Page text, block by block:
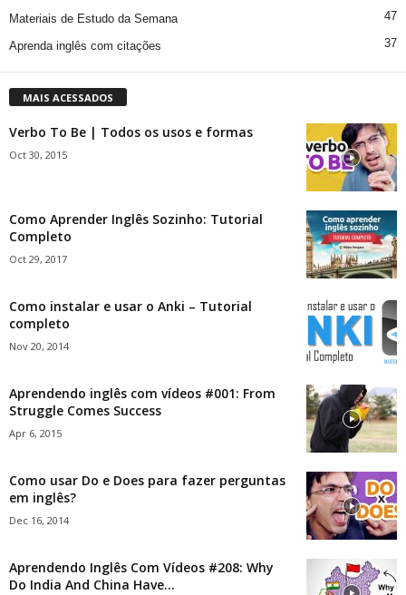
Materiais de Estudo da Semana 47
Aprenda inglês com citações 37
MAIS ACESSADOS
Verbo To Be | Todos os usos e formas
Oct 30, 2015
Como Aprender Inglês Sozinho: Tutorial
Completo
Oct 29, 2017
Como instalar e usar o Anki – Tutorial
completo
Nov 20, 2014
Aprendendo inglês com vídeos #001: From
Struggle Comes Success
Apr 6, 2015
Como usar Do e Does para fazer perguntas
em inglês?
Dec 16, 2014
Aprendendo Inglês Com Vídeos #208: Why
Do India And China Have...